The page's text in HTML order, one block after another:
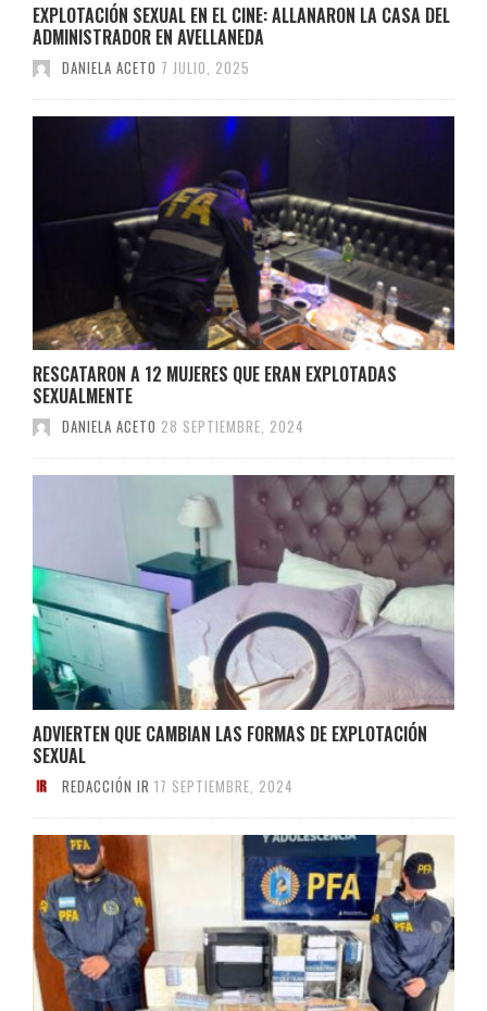
EXPLOTACIÓN SEXUAL EN EL CINE: ALLANARON LA CASA DEL
ADMINISTRADOR EN AVELLANEDA
DANIELA ACETO 7 JULIO, 2025
RESCATARON A 12 MUJERES QUE ERAN EXPLOTADAS
SEXUALMENTE
DANIELA ACETO 28 SEPTIEMBRE, 2024
ADVIERTEN QUE CAMBIAN LAS FORMAS DE EXPLOTACIÓN
SEXUAL
REDACCIÓN IR 17 SEPTIEMBRE, 2024